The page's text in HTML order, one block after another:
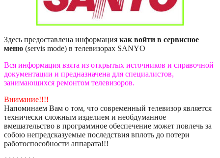
Здесь предоставлена информация как войти в сервисное
меню (servis mode) в телевизорах SANYO
Вся информация взята из открытых источников и справочной
документации и предназначена для специалистов,
занимающихся ремонтом телевизоров.
Внимание!!!!
Напоминаем Вам о том, что современный телевизор является
технически сложным изделием и необдуманное
вмешательство в программное обеспечение может повлечь за
собою непредсказуемые последствия вплоть до потери
работоспособности аппарата!!!